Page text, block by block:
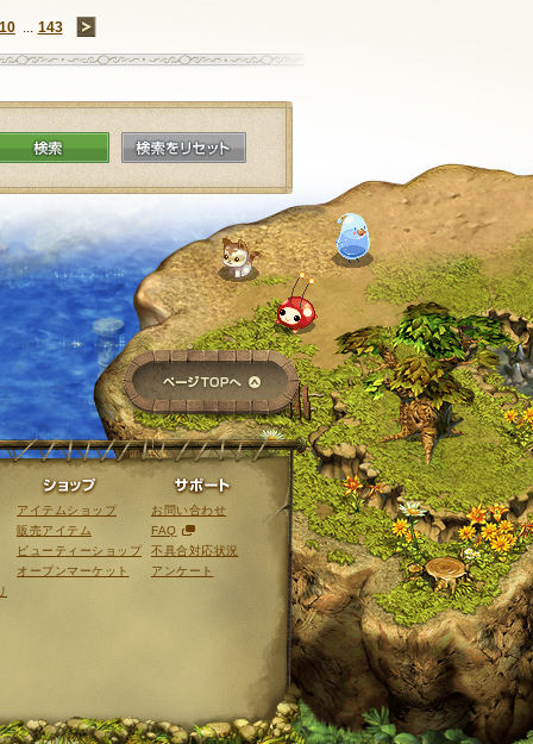
... 143
検索 検索をリセット
ページTOPへ
ライブラリ ショップ
アイテムショップ
販売アイテム
ビューティーショップ
オープンマーケット
サポート
お問い合わせ
FAQ
不具合対応状況
アンケート